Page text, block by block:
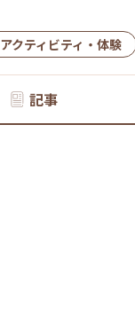
アクティビティ・体験
記事